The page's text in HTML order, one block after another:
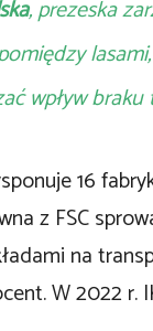
, prezeska
wpływ
16
z FSC
na
W 2022 r.